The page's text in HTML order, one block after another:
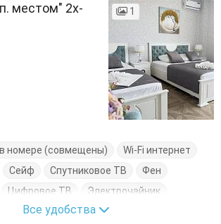
местом" 2х-
1
номере (совмещены)
Wi-Fi интернет
Сейф Спутниковое ТВ
Фен
Цифровое ТВ
Электрочайник
Журнальный столик
Все удобства